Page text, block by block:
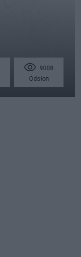
9008
Odsłon